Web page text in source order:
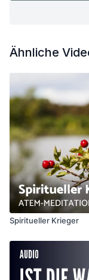
Ähnliche
Spiritueller Krieger